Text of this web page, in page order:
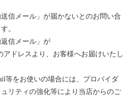
信メール」が届かないとのお問い合
。
信メール」が
アドレスより、お客様へお届けいたし
等をお使いの場合には、プロバイダ
リティの強化等により当店からのご